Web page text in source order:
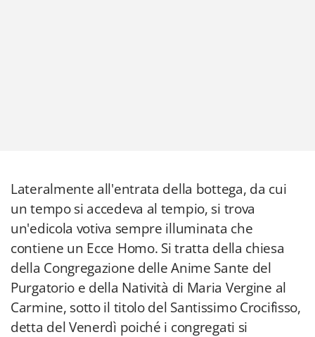
Lateralmente all'entrata della bottega, da cui
un tempo si accedeva al tempio, si trova
un'edicola votiva sempre illuminata che
contiene un Ecce Homo. Si tratta della chiesa
della Congregazione delle Anime Sante del
Purgatorio e della Natività di Maria Vergine al
Carmine, sotto il titolo del Santissimo Crocifisso,
detta del Venerdì poiché i congregati si